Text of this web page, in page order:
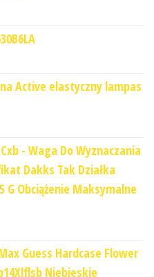
Active elastyczny lampas
- Waga Do Wyznaczania
Dakks Tak Działka
G Obciążenie Maksymalne
Guess Hardcase Flower
Niebieskie